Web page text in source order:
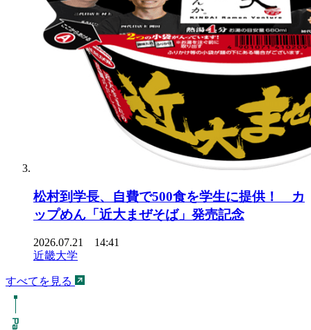
松村到学長、自費で500食を学生に提供！ カ
ップめん「近大まぜそば」発売記念
2026.07.21 14:41
近畿大学
すべてを見る